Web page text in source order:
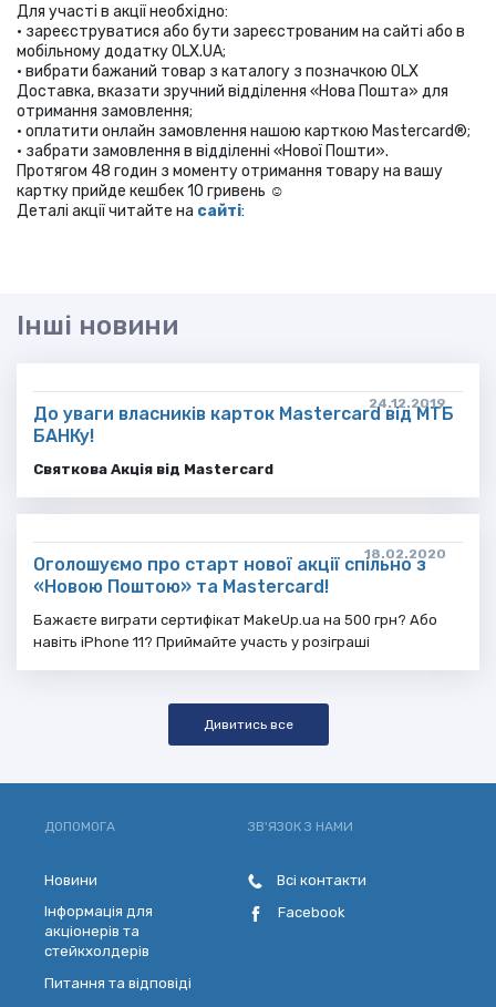
Для участі в акції необхідно:
• зареєструватися або бути зареєстрованим на сайті або в
мобільному додатку OLX.UA;
• вибрати бажаний товар з каталогу з позначкою OLX
Доставка, вказати зручний відділення «Нова Пошта» для
отримання замовлення;
• оплатити онлайн замовлення нашою карткою Mastercard®;
• забрати замовлення в відділенні «Нової Пошти».
Протягом 48 годин з моменту отримання товару на вашу
картку прийде кешбек 10 гривень ☺
Деталі акції читайте на сайті:
Інші новини
24.12.2019
До уваги власників карток Mastercard від МТБ
БАНКу!
Святкова Акція від Masterсard
18.02.2020
Оголошуємо про старт нової акції спільно з
«Новою Поштою» та Mastercard!
Бажаєте виграти сертифікат MakeUp.ua на 500 грн? Або
навіть іPhone 11? Приймайте участь у розіграші
Дивитись все
ДОПОМОГА
Новини
Інформація для
акціонерів та
стейкхолдерів
Питання та відповіді
ЗВ'ЯЗОК З НАМИ
Всі контакти
Facebook